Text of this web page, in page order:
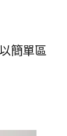
簡單區